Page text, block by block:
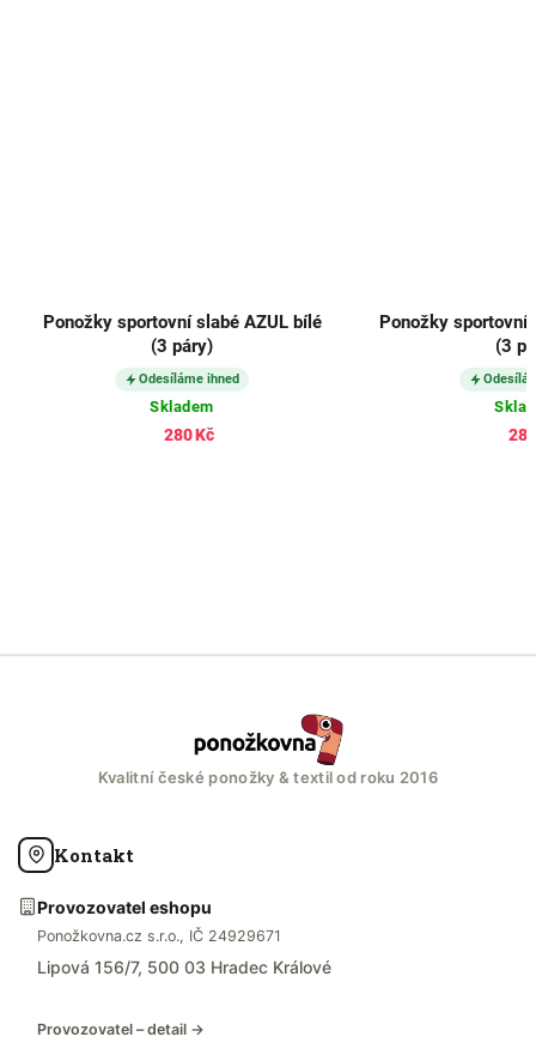
Ponožky sportovní slabé AZUL bílé
(3 páry)
Odesíláme ihned
Skladem
280 Kč
Ponožky sportovní
(3
Kvalitní české ponožky & textil od roku 2016
Kontakt
Provozovatel eshopu
Ponožkovna.cz s.r.o., IČ 24929671
Lipová 156/7, 500 03 Hradec Králové
Provozovatel – detail →